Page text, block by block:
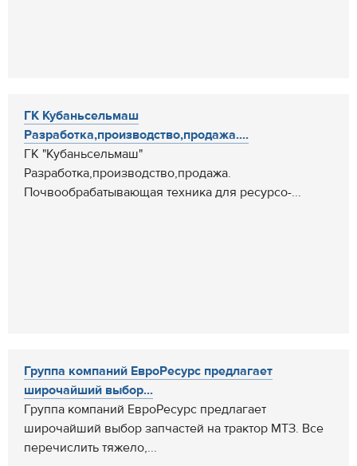
ГК Кубаньсельмаш
Разработка,производство,продажа....
ГК "Кубаньсельмаш"
Разработка,производство,продажа.
Почвообрабатывающая техника для ресурсо-...
Группа компаний ЕвроРесурс предлагает
широчайший выбор...
Группа компаний ЕвроРесурс предлагает
широчайший выбор запчастей на трактор МТЗ. Все
перечислить тяжело,...